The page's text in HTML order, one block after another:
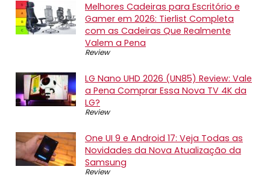
Melhores Cadeiras para Escritório e
Gamer em 2026: Tierlist Completa
com as Cadeiras Que Realmente
Valem a Pena
Review
LG Nano UHD 2026 (UN85) Review: Vale
a Pena Comprar Essa Nova TV 4K da
LG?
Review
One UI 9 e Android 17: Veja Todas as
Novidades da Nova Atualização da
Samsung
Review